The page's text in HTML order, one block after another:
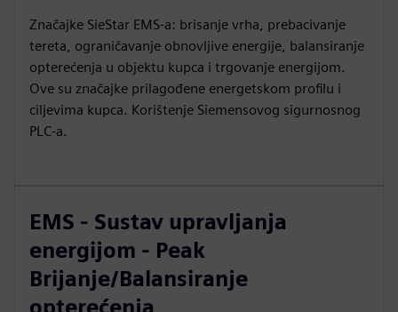
Značajke SieStar EMS-a: brisanje vrha, prebacivanje
tereta, ograničavanje obnovljive energije, balansiranje
opterećenja u objektu kupca i trgovanje energijom.
Ove su značajke prilagođene energetskom profilu i
ciljevima kupca. Korištenje Siemensovog sigurnosnog
PLC-a.
EMS - Sustav upravljanja
energijom - Peak
Brijanje/Balansiranje